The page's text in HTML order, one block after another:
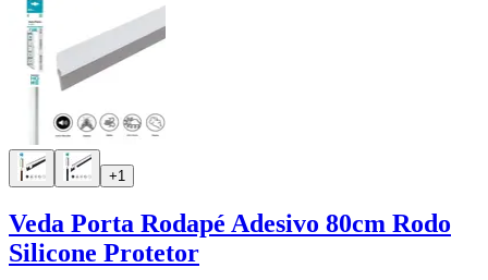
+1
Veda Porta Rodapé Adesivo 80cm Rodo
Silicone Protetor